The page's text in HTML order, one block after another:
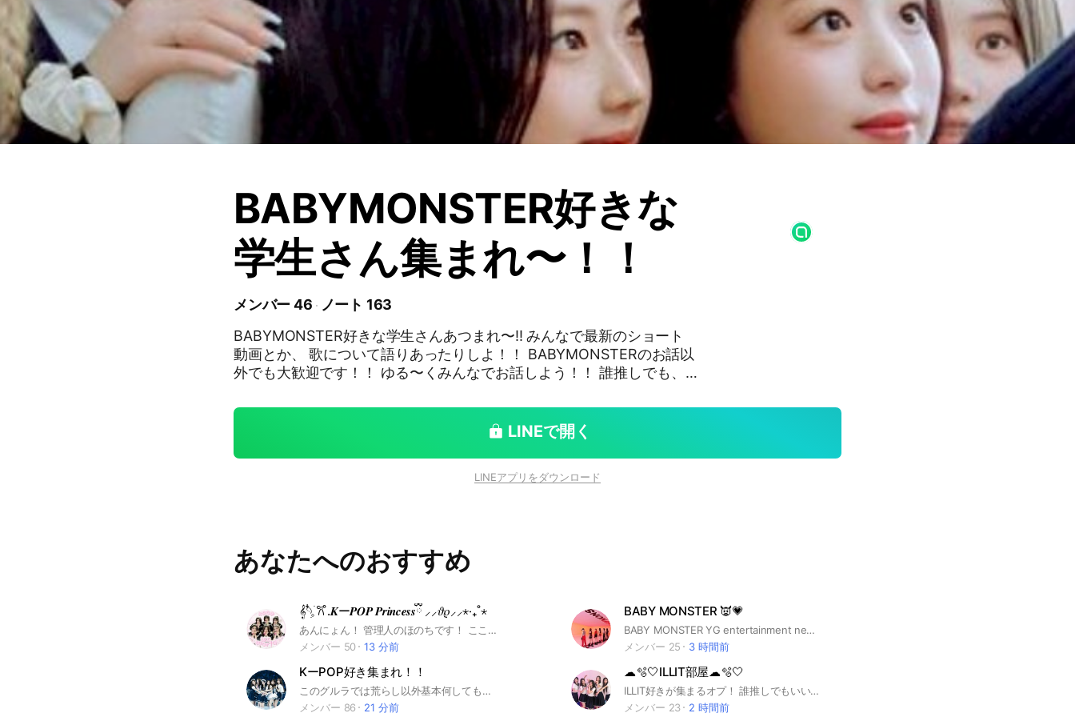
BABYMONSTER好きな
学生さん集まれ〜！！
メンバー 46
ノート 163
BABYMONSTER好きな学生さんあつまれ〜!! みんなで最新のショート
動画とか、 歌について語りあったりしよ！！ BABYMONSTERのお話以
外でも大歓迎です！！ ゆる〜くみんなでお話しよう！！ 誰推しでも、
軽くごゆるりと推してる方も、 誰でも大歓迎！！ ただし！！ 他の人の
推しを卑下したり、下に見る発言や行動をする人は受け付けてないよ！
ちなみに、人数制限(50人まで)あるので、入るなら早い者勝ち!! 即抜
&あき #BABYMONSTER #ベイビーモンスター #アサ #アヒョン #
ルカ #ルカ #パリタ #ラミ #ローラ #チキータ #学生 #BABY
LINEで開く
LINEアプリをダウンロード
あなたへのおすすめ
𝄞𓄹໋ׅ𓈒ׁ 𐙚 ̊.𝑲ー𝑷𝑶𝑷 𝑷𝒓𝒊𝒏𝒄𝒆𝒔𝒔ྀི ⸝⸝𝜗𝜚⸝⸝⋆‧₊˚⋆
あんにょん！ 管理人のほのちです！ ここは、KーPOPの加工をシェアしたり、KーPOPについて喋ったり、雑談するオプです！ 今入れば加工or画像貰えるチャンス大あり！ 毎日ぷろふをしぇあして荒らしあってます？笑 加工未経験の方も得意な方も、 KーPOPらぶなかたも ここまで来たら入るしかないよねっ！？🫵🏻💓‪ それではあんにょん！まってます♪ 設立日 2026.2.1 𓂃𓈒 𓂂𓏸🔍🏷𓈒𓏸︎ #KーPOP #ヨジャ #twice #aespa #IVE #NewJeans #にゅじ #LE SSERAFIM #ILLIT #heart2heart #ナムジャ #BTS #スキズ #straykids #BOYNEXTDOOR #SEVENTEEN
メンバー 50
13 分前
BABY MONSTER 👿💗
BABY MONSTER YG entertainment new girls group 雑談◯写真ノート投稿◯ このおぷの治安を守るため、即抜けした人は強制退会させてもらいます。 #BABY MONSTER #ベビーモンスター#ベビモン
メンバー 25
3 時間前
KーPOP好き集まれ！！
このグルラでは荒らし以外基本何してもいいです。アイコンはKーPOP関連！ KーPOPの話だけでなく世間話なども沢山しちゃってください。 色々話しましょう！ 管理人はヨジャ(女性アイドル)が大好きです。特にIVEが大好きです なのでヨジャの話をしたらテンションぶち上がってるので気をつけて！ ナムジャ(男性アイドル)好きもたくさんいるのでナムジャ好きの方も是非来てください ここのオプではライブトークをよくやってます！ライト好きな方、推しについて実際に回話したい人とかは是非来てください！ 2025年8月3日作成 50人達成！2026 3月24日 #IVE#aespa#hearts2hearts#ITZY#LE SSERAFIM#ILLIT#k-pop#雑談
メンバー 86
21 分前
☁🫧🤍ILLIT部屋☁🫧🤍
ILLIT好きが集まるオプ！ 誰推しでもいいから入ってぇ ルールは簡単に言うと 人がされて嫌なこと❌ 雑談⭕️ ※細かいルールは大事なノートにて 2代目管理人のももちですっ！！ このオプは加工交換良くしてるよ〜 大きなオプ目指してるから 入ってほしいっ！ 現在 30人目指してる！ !!誰か入って〜 見学もありだよぉ〜 ⤴︎︎︎（名前の横に🔎入れてね） #ILLIT#ウォンヒ#イロハ#モカ#ミンジュ#ユナ#Kpop#GLLIT#アユネク #雑談#HYBE
メンバー 23
2 時間前